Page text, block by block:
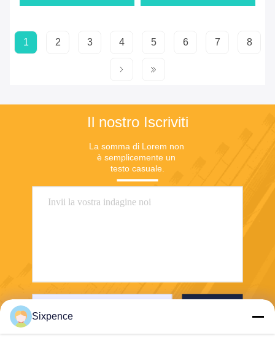
1 2 3 4 5 6 7 8
Il nostro Iscriviti
La somma di Lorem non
è semplicemente un
testo casuale.
Sixpence